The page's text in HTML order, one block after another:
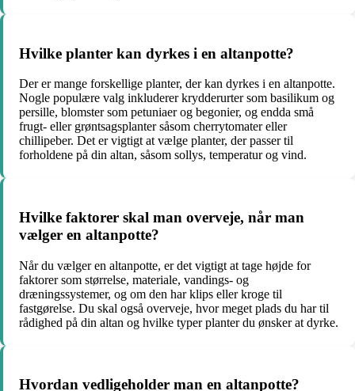
Hvilke planter kan dyrkes i en altanpotte?
Der er mange forskellige planter, der kan dyrkes i en altanpotte.
Nogle populære valg inkluderer krydderurter som basilikum og
persille, blomster som petuniaer og begonier, og endda små
frugt- eller grøntsagsplanter såsom cherrytomater eller
chillipeber. Det er vigtigt at vælge planter, der passer til
forholdene på din altan, såsom sollys, temperatur og vind.
Hvilke faktorer skal man overveje, når man
vælger en altanpotte?
Når du vælger en altanpotte, er det vigtigt at tage højde for
faktorer som størrelse, materiale, vandings- og
dræningssystemer, og om den har klips eller kroge til
fastgørelse. Du skal også overveje, hvor meget plads du har til
rådighed på din altan og hvilke typer planter du ønsker at dyrke.
Hvordan vedligeholder man en altanpotte?